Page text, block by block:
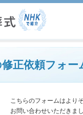
必
正依頼フォー
こちらのフォームはより
お問い合わせいただきま